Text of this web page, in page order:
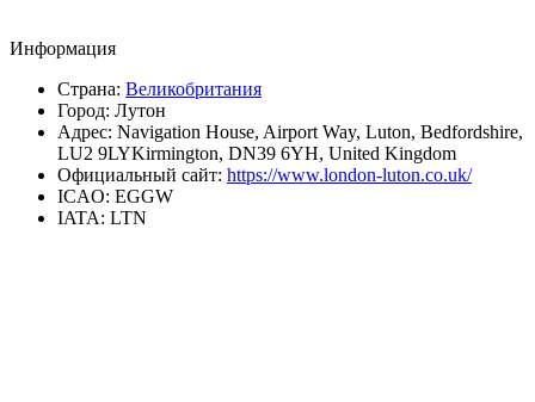
Информация
Страна: Великобритания
Город: Лутон
Адрес: Navigation House, Airport Way, Luton, Bedfordshire,
LU2 9LYKirmington, DN39 6YH, United Kingdom
Официальный сайт: https://www.london-luton.co.uk/
ICAO: EGGW
IATA: LTN